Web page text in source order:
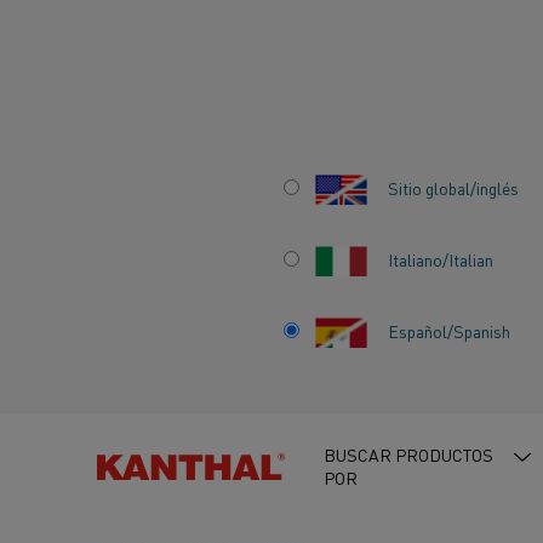
Sitio global/inglés
Italiano/Italian
Español/Spanish
BUSCAR PRODUCTOS
POR
Información sobre material de
FACTORES
FACTORES
DEL HORNO
CENTRO DE CONOCIMIENTO